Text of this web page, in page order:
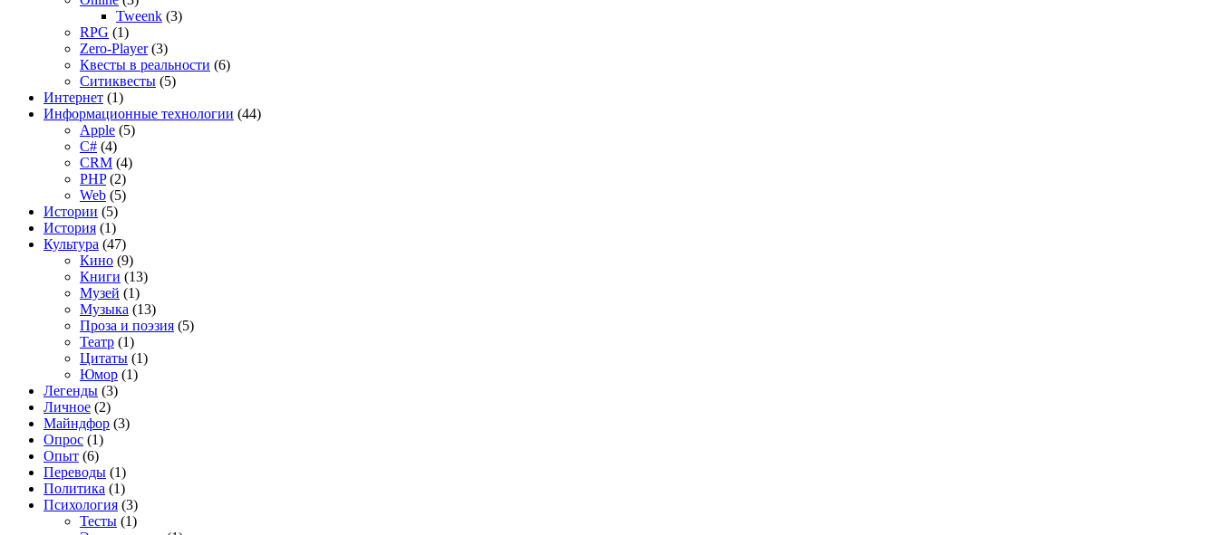
Tweenk (3)
RPG (1)
Zero-Player(3)
Квесты в реальности (6)
Ситиквесты (5)
Интернет (1)
Информационные технологии (44)
Apple (5)
C# (4)
CRM (4)
PHP(2)
Web (5)
Истории (5)
История (1)
Культура (47)
Кино (9)
Книги (13)
Музей (1)
Музыка (13)
Проза и поэзия (5)
Театр (1)
Цитаты (1)
Юмор (1)
Легенды (3)
Личное (2)
Майндфор (3)
Опрос (1)
Опыт (6)
Переводы (1)
Политика (1)
Психология (3)
Тесты (1)